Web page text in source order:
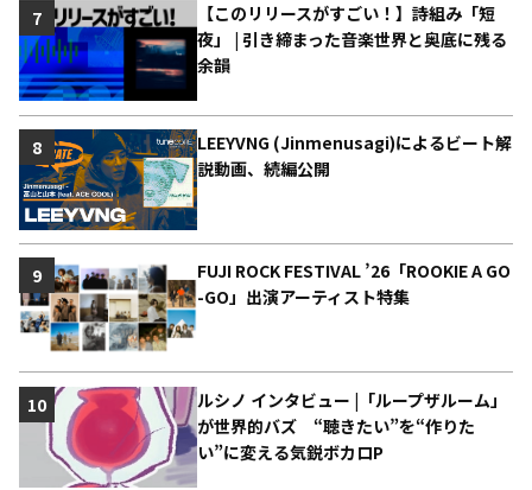
【このリリースがすごい！】詩組み「短
夜」 | 引き締まった音楽世界と奥底に残る
余韻
7
LEEYVNG (Jinmenusagi)によるビート解
説動画、続編公開
8
FUJI ROCK FESTIVAL ’26「ROOKIE A GO
-GO」出演アーティスト特集
9
ルシノ インタビュー |「ループザルーム」
が世界的バズ “聴きたい”を“作りた
い”に変える気鋭ボカロP
10